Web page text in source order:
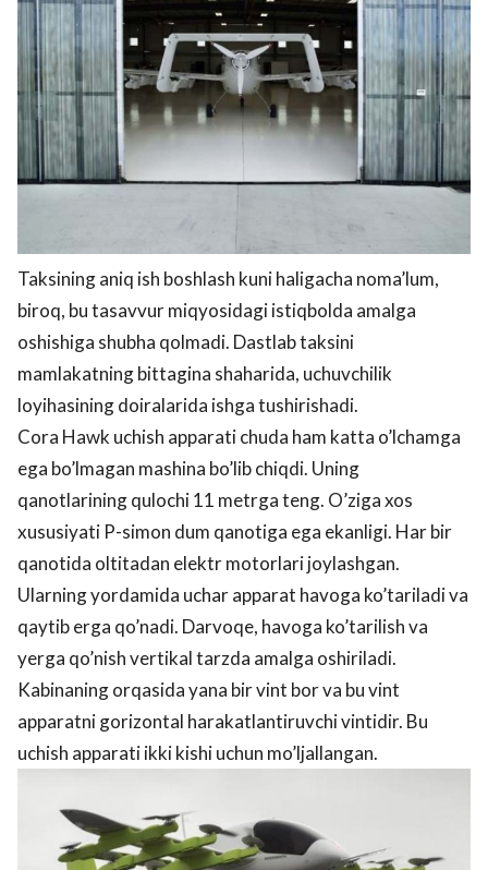
Taksining aniq ish boshlash kuni haligacha noma’lum,
biroq, bu tasavvur miqyosidagi istiqbolda amalga
oshishiga shubha qolmadi. Dastlab taksini
mamlakatning bittagina shaharida, uchuvchilik
loyihasining doiralarida ishga tushirishadi.
Cora Hawk uchish apparati chuda ham katta o’lchamga
ega bo’lmagan mashina bo’lib chiqdi. Uning
qanotlarining qulochi 11 metrga teng. O’ziga xos
xususiyati P-simon dum qanotiga ega ekanligi. Har bir
qanotida oltitadan elektr motorlari joylashgan.
Ularning yordamida uchar apparat havoga ko’tariladi va
qaytib erga qo’nadi. Darvoqe, havoga ko’tarilish va
yerga qo’nish vertikal tarzda amalga oshiriladi.
Kabinaning orqasida yana bir vint bor va bu vint
apparatni gorizontal harakatlantiruvchi vintidir. Bu
uchish apparati ikki kishi uchun mo’ljallangan.